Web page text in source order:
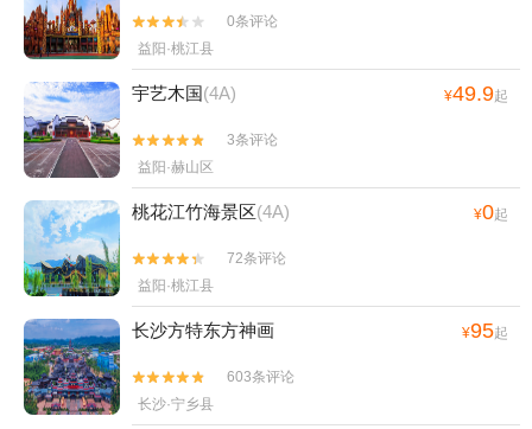


0条评论
益阳·桃江县
宇艺木国(4A) ¥49.9起


3条评论
益阳·赫山区
桃花江竹海景区(4A) ¥0起


72条评论
益阳·桃江县
长沙方特东方神画 ¥95起


603条评论
长沙·宁乡县